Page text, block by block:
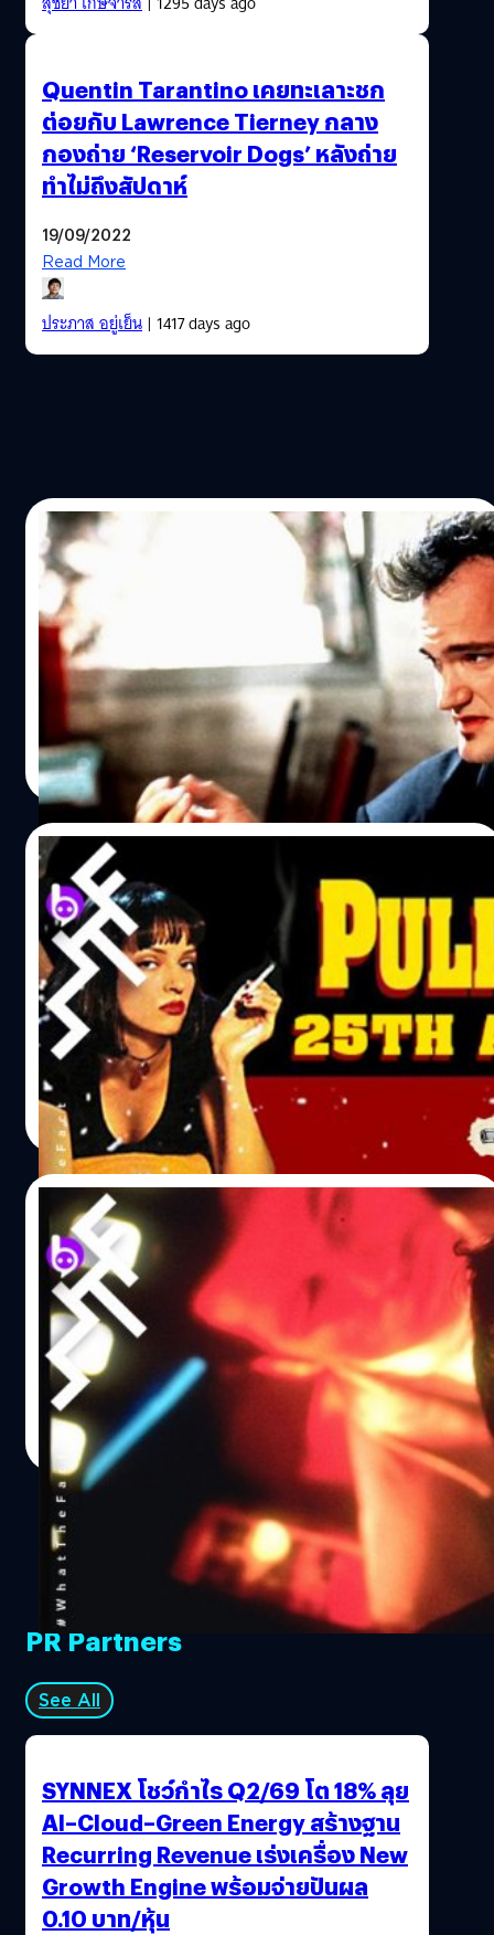
Quentin Tarantino เคยทะเลาะชก
ต่อยกับ Lawrence Tierney กลาง
กองถ่าย ‘Reservoir Dogs’ หลังถ่าย
ทำไม่ถึงสัปดาห์
19/09/2022
Read More
ประภาส อยู่เย็น| 1417 days ago
27/06/2021
เควนติน แทแรนติโน เคยคิดจะรีเมก
‘Reservoir Dogs’ เป็นผลงานกำกับสุดท้าย
ของเขา
เควนติน แทแรนติโน ได้ตอบคำถามที่น่าสนใจเกี่ยวกับโปรเจ
กต์ภาพยนตร์เรื่องสุดท้ายของเขา
ปรีดี ฤกษ์วลีกุล | 1866 days ago
Read More
20/10/2019
25 ปี Pulp Fiction กับเบื้องลึก-เบื้องหลัง
มากมายที่น่าสนใจ
1994 นับว่าเป็นปีทองของฮอลลีวู้ด ภายในปี้นี้มีหนังอมตะขึ้น
หิ้งออกฉายถึง 4 เรื่อง นอกจาก Pulp Fiction แล้วก็ยังมี The
Lion King, Shawshank Redemption แต่ทุกเรื่องก็ต้องถูก
รัศมีของ Forrest Gump บดบังบนเวทีออสการ์ เรียกได้ว่าทุก
เรื่องที่กล่าวมานี้ ถ้าไม่ฉายชนกันในปี 1994 นี้ ทุกเรื่องมีคุณค่า
พอที่จะกวาดรางวัลใหญ่บนเวทีออสการ์ด้วยกันทั้งสิ้น ถึง
แม้ว่า Pulp Fiction จะไม่ประสบความสำเร็จบนเวทีรางวัล แต่
หนังก็ถูกจดจำในฐานะหนังมาสเตอร์พีซของผู้กำกับ-เขียนบท
เควนติน ทาแรนติโน หลังจากสร้างชื่อมาแล้วในหนังฟอร์มเล็ก
Reservoir Dogs (1992) ขบวนปล้นไม่ถามชื่อ แล้วเควนติน ก็
ตอกย้ำความสำเร็จครั้งใหญ่ด้วย Pulp Fiction ทำให้เขาก้าว
ขึ้นสู่ตำแหน่งผู้กำกับแถวหน้าของฮอลลีวูด ภายในผลงานเรื่อง
ที่ 2 นี่เอง แม้หนังจะไม่ประสบความสำเร็จบนเวทีออสการ์ แต่
หนังก็ถูกจดจำว่าได้เข้าชิงถึง 7 รางวัล รวมถึงรางวัลภาพยนตร์
ยอดเยี่ยมและผู้กำกับยอดเยี่ยม แต่เควนตินก็ยังคว้ารางวัลบท
ภาพยนตร์ยอดเยี่ยมกลับบ้านได้สำเร็จ หนังยังถูกจดจำใน
ฐานะหนังที่สร้างชื่อให้ จอห์น ทราโวลตรา ได้กลับมาเป็นนัก
แสดงงานชุกได้อีกครั้ง กับบท วินเซนต์…
สุชยา เกษจำรัส| 2482 days ago
Read More
15/09/2019
12 เรื่องประหลาดของเควนติน แทแรนติโน
จากเด็กหนุ่มผู้หลงใหลในภาพยนตร์ จึงเลือกงานที่ทำให้เขา
ได้ดูหนัง ทั้งทำงานในโรงหนังและร้านวิดีโอ เควนตินดูหนัง
เยอะมากทำให้มีความรู้เรื่องหนังอย่างมาก ไม่เพียงแค่มีความ
สุขกับการได้แนะนำหนังดี ๆ ให้กับลูกค้าแล้ว เขายังใช้เวลาว่าง
ในการเขียนบทภาพยนตร์อีกหลายเรื่อง ในที่สุดเขาก็ได้สร้าง
ชื่อในวงการด้วย Reservoir Dogs (1992) ที่เขาโชว์ความ
สามารถทั้งร่วมแสดง , เขียนบท และ กำกับ จากการสนับสนุน
ของ ฮาร์วีย์ ไคเทล นักแสดงชื่อดังในยุคนั้นที่ได้อ่านบทแล้ว
ชอบมาก ฮาร์วีย์ จึงช่วยหาทุนให้กับหนังและร่วมแสดงด้วย
Reservoir Dogs ประกาศศักดาด้วยเสียงชื่นชมจากเทศกาล
หนังซันแดนซ์ ส่งให้หนังทุนต่ำเรื่องนี้กลายเป็นที่รู้จัก ทุกคน
พูดถึงหนังในด้านความโหด รุนแรง และกล้าบ้าบิ่น ชื่อของเค
วนติน แทแรนติโน กลายเป็นที่รู้จักขึ้นมาทันทีนับแต่นั้น 2 ปีต่อ
มา เขาตอกย้ำความสำเร็จด้วย Pulp Fiction (1994) หนังสร้าง
แต่มีดาราแถวหน้าในวงการมาร่วมงานเพียบ บรู๊ซ วิลลิส , ซามู
เอล แอล.แจ๊คสัน , อูมา เธอร์แมน , ทิม รอธ…
สุชยา เกษจำรัส| 2517 days ago
Read More
PR Partners
See All
SYNNEX โชว์กำไร Q2/69 โต 18% ลุย
AI–Cloud–Green Energy สร้างฐาน
Recurring Revenue เร่งเครื่อง New
Growth Engine พร้อมจ่ายปันผล
0.10 บาท/หุ้น